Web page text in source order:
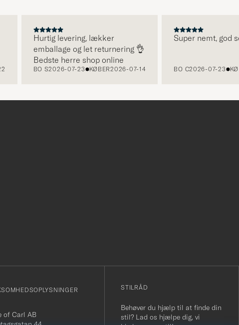
Hurtig levering, lækker
emballage og let returnering 👌
Bedste herre shop online
BO S2026-07-23 KØBER 2026-07-14
Super nemt, god
BO C2026-07-23
of Carl AB
STILRÅD
Behøver du hjælp til at finde din
stil? Lad os hjælpe dig, vi